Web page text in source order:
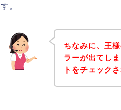
す。
ちなみに、王
ラーが出てし
トをチェック